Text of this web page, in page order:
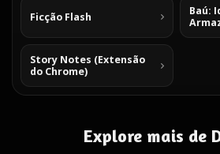
Ficção Flash
Baú:
Story Notes (Extensão
do Chrome)
Explore mais de